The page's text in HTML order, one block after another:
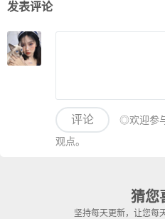
发表评论
评论
◎欢迎参
观点。
猜您
坚持每天更新，让您每